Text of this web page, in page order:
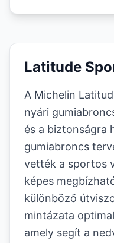
Latitude
A Michelin
nyári
és a biztonságra
gumiabroncs
vették a sportos
képes
különböző
mintázata
amely segít a